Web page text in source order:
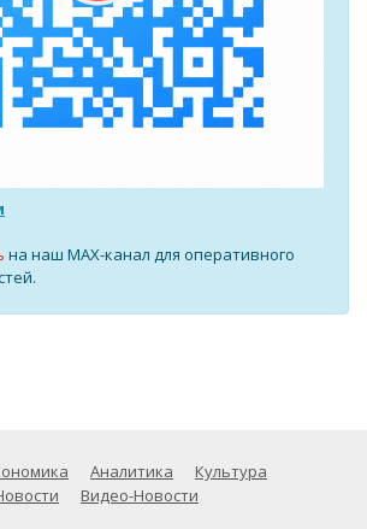
на наш MAX-канал для оперативного
Аналитика
Культура
Видео-Новости